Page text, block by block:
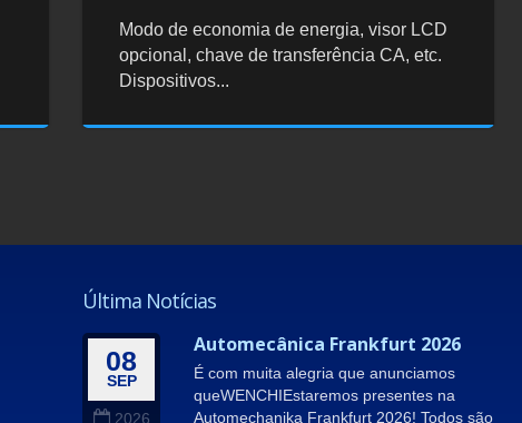
Modo de economia de energia, visor LCD
opcional, chave de transferência CA, etc.
Dispositivos...
Última Notícias
08
SEP
2026
Automecânica Frankfurt 2026
É com muita alegria que anunciamos
queWENCHIEstaremos presentes na
Automechanika Frankfurt 2026! Todos são